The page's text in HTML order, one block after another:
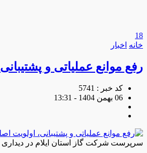
18
خانه اخبار
رفع موانع عملیاتی و
کد خبر : 5741
06 بهمن 1404 - 13:31
سرپرست شرکت گاز استان ایلام در دیداری